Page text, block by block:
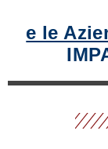
e le